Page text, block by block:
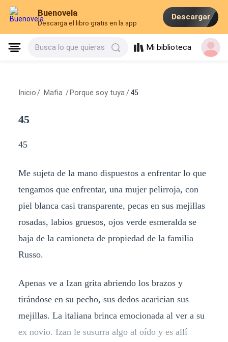
Buenovela
Descarga el libro gratis en la app
Descargar
Busca lo que quieras Mi biblioteca
Inicio / Mafia / Porque soy tuya / 45
45
45
Me sujeta de la mano dispuestos a enfrentar lo que
tengamos que enfrentar, una mujer pelirroja, con
piel blanca casi transparente, pecas en sus mejillas
rosadas, labios gruesos, ojos verde esmeralda se
baja de la camioneta de propiedad de la familia
Russo.
Apenas ve a Izan grita abriendo los brazos y
tirándose en su pecho, sus dedos acarician sus
mejillas. La italiana brinca emocionada al ver a su
ex novio. Izan le susurra algo al oído y es allí